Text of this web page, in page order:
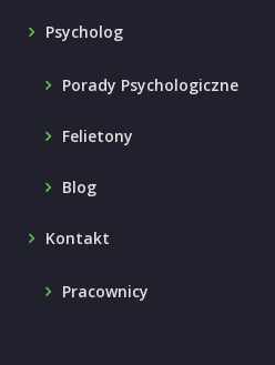
Psycholog
Porady Psychologiczne
Felietony
Blog
Kontakt
Pracownicy